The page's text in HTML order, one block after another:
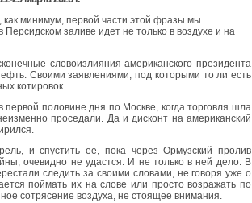
как минимум, первой части этой фразы мы
заливе идет не только в воздухе и на
словоизлияния американского президента
Своими заявлениями, под которыми то ли есть
котировок.
половине дня по Москве, когда торговля шла
проседали. Да и дисконт на американский
и спустить ее, пока через Ормузский пролив
очевидно не удастся. И не только в ней дело. В
следить за своими словами, не говоря уже о
поймать их на слове или просто возражать по
сотрясение воздуха, не стоящее внимания.